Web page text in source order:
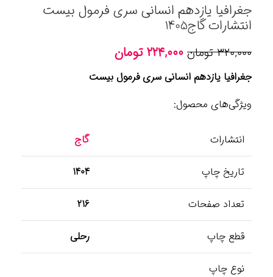
جغرافیا یازدهم انسانی سری فرمول بیست
انتشارات گاج1405
۳۲۰,۰۰۰ تومان ۲۲۴,۰۰۰تومان
جغرافیا یازدهم انسانی سری فرمول بیست
ویژگی‌های محصول:
انتشارات گاج
تاریخ چاپ 1404
تعداد صفحات 216
قطع چاپ رحلی
نوع چاپ